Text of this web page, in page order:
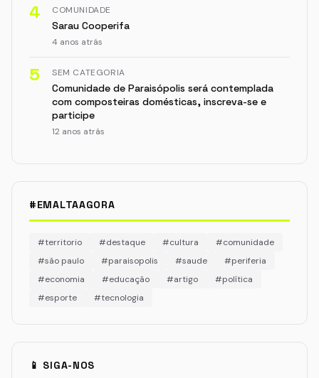
4 COMUNIDADE
Sarau Cooperifa
4 anos atrás
5 SEM CATEGORIA
Comunidade de Paraisópolis será contemplada
com composteiras domésticas, inscreva-se e
participe
12 anos atrás
#EMALTAAGORA
#territorio #destaque #cultura
#comunidade
#são paulo
#paraisopolis #saude
#periferia
#economia
#educação #artigo
#política
#esporte
#tecnologia
📱 SIGA-NOS